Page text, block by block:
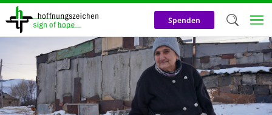
Direkt
zum
Inhalt
Spenden
Herzlich
Wir
auf